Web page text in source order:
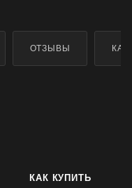
ОТЗЫВЫ
КАК КУПИТЬ